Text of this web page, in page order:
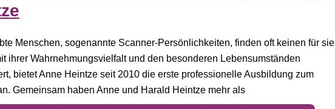
Menschen, sogenannte Scanner-Persönlichkeiten, finden oft keinen für sie
ihrer Wahrnehmungsvielfalt und den besonderen Lebensumständen
bietet Anne Heintze seit 2010 die erste professionelle Ausbildung zum
Gemeinsam haben Anne und Harald Heintze mehr als